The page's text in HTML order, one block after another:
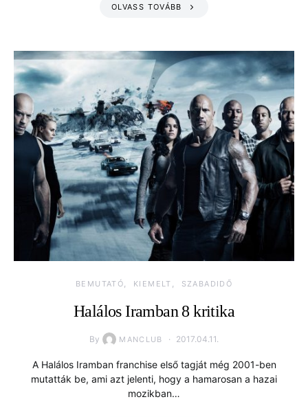
OLVASS TOVÁBB
BEMUTATÓ KIEMELT SZABADIDŐ
Halálos Iramban 8 kritika
By MANCLUB 2017.04.11.
A Halálos Iramban franchise első tagját még 2001-ben
mutatták be, ami azt jelenti, hogy a hamarosan a hazai
mozikban…